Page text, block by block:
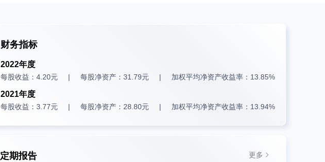
财务指标
2022年度
每股收益：4.20元 每股净资产：31.79元 加权平均净资产收益率：13.85%
2021年度
每股收益：3.77元 每股净资产：28.80元 加权平均净资产收益率：13.94%
定期报告 更多